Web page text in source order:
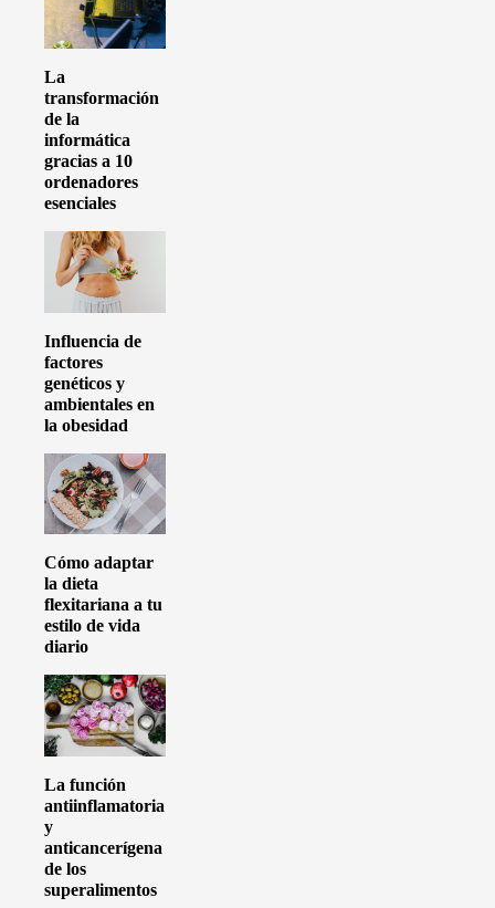
La
transformación
de la
informática
gracias a 10
ordenadores
esenciales
Influencia de
factores
genéticos y
ambientales en
la obesidad
Cómo adaptar
la dieta
flexitariana a tu
estilo de vida
diario
La función
antiinflamatoria
y
anticancerígena
de los
superalimentos